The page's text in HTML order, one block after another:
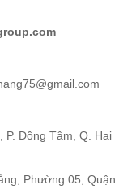
P. Đồng Tâm, Q. Hai
Phường 05, Quận